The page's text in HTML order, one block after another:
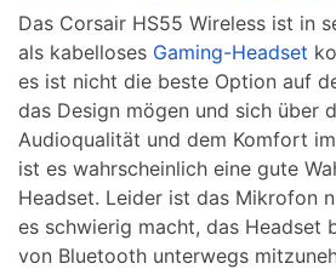
Das Corsair HS55 Wireless ist in
als kabelloses Gaming-Headset
es ist nicht die beste Option auf
das Design mögen und sich über
Audioqualität und dem Komfort
ist es wahrscheinlich eine gute
Headset. Leider ist das Mikrofon
es schwierig macht, das Headset
von Bluetooth unterwegs